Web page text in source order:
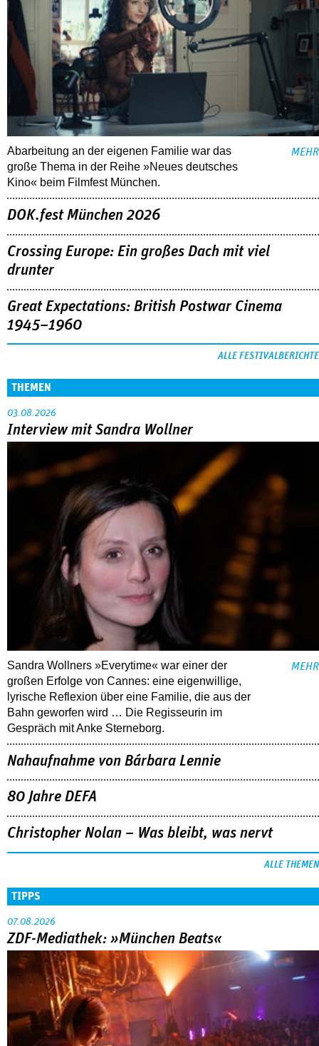
Abarbeitung an der eigenen Familie war das
große Thema in der Reihe »Neues deutsches
Kino« beim Filmfest München.
MEHR
DOK.fest München 2026
Crossing Europe: Ein großes Dach mit viel
drunter
Great Expectations: British Postwar Cinema
1945–1960
ALLE FESTIVALBERICHTE
THEMEN
03.08.2026
Interview mit Sandra Wollner
Sandra Wollners »Everytime« war einer der
großen Erfolge von Cannes: eine eigenwillige,
lyrische Reflexion über eine ­Familie, die aus der
Bahn geworfen wird … Die Regisseurin im
Gespräch mit Anke Sterneborg.
MEHR
Nahaufnahme von Bárbara Lennie
80 Jahre DEFA
Christopher Nolan – Was bleibt, was nervt
ALLE THEMEN
TIPPS
07.08.2026
ZDF-Mediathek: »München Beats«